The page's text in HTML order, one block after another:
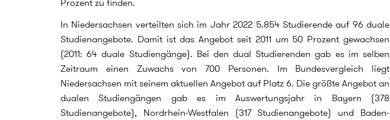
In Niedersachsen verteilten sich im Jahr 2022 5.854 Studierende auf 96 duale
Studienangebote. Damit ist das Angebot seit 2011 um 50 Prozent gewachsen
(2011: 64 duale Studiengänge). Bei den dual Studierenden gab es im selben
Zeitraum einen Zuwachs von 700 Personen. Im Bundesvergleich liegt
Niedersachsen mit seinem aktuellen Angebot auf Platz 6. Die größte Angebot an
dualen Studiengängen gab es im Auswertungsjahr in Bayern (378
Studienangebote), Nordrhein-Westfalen (317 Studienangebote) und Baden-